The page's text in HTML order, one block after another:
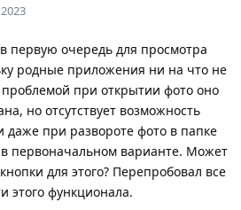
первую очередь для просмотра
родные приложения ни на что не
проблемой при открытии фото оно
но отсутствует возможность
даже при развороте фото в папке
первоначальном варианте. Может
для этого? Перепробовал все
этого функционала.